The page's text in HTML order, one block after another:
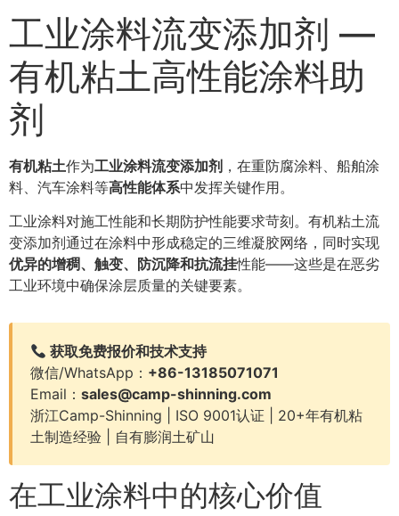
工业涂料流变添加剂 —
有机粘土高性能涂料助
剂
有机粘土作为工业涂料流变添加剂 ，在重防腐涂料、船舶涂
料、汽车涂料等高性能体系中发挥关键作用。
工业涂料对施工性能和长期防护性能要求苛刻。有机粘土流
变添加剂通过在涂料中形成稳定的三维凝胶网络，同时实现
优异的增稠、触变、防沉降和抗流挂性能——这些是在恶劣
工业环境中确保涂层质量的关键要素。
获取免费报价和技术支持
微信/WhatsApp： +86-13185071071
Email： sales@camp-shinning.com
浙江Camp-Shinning | ISO 9001认证 | 20+年有机粘
土制造经验 | 自有膨润土矿山
在工业涂料中的核心价值